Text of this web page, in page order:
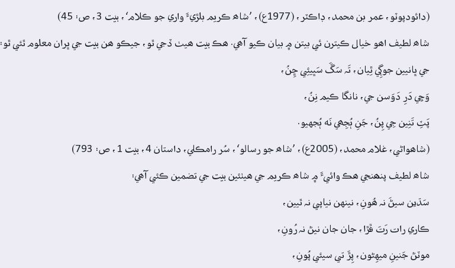
(دائودپوٽو، عمر بن محمد، ڊاڪٽر، (1977ع)، ’شاھ ڪريم بلڙيءَ واري جو ڪلام‘، بيت 3، ص: 45)
شاھ لطيف اھو خيال ڪيترن ئي بيتن ۾ بيان ڪيو آھي. ھڪ بيت ھيٺ ڏجي ٿو، جيڪو ھن بيت جي ڀران معلوم ٿئي ٿو:
جي ڀانيين جوڳِي ٿِيان، تَہ سَڱَ سَڀيئِي ڇِنُ،
وَڃِي دَرِ دَوَسن جي، نانگا ڪيم نِنُ،
پَٽِ تَنِين جِي پِنُ، جَنِ ٻُجِھي نَه ٻُجهيو.
(شاھواڻي، غلام محمد، (2005ع)، ’شاھ جو رسالو‘، سُر رامڪلي، داستان 4، بيت 1، ص: 793)
شاھ لطيف پنھنجي ھڪ وائيءَ ۾ شاھ ڪريم جي ھيٺئين بيت جي تضمين ڪئي آھي:
سَڌين سيڻَ نہ ھُونِ، نينهن نياپي نہ ٿيين،
ڪاري رات رَتَ ڦڙا، جان جان نيڻ نہ رُونِ،
موٽڻ جَنينِ ميهِڻون، پِڙَ تي سيئي پُونِ،